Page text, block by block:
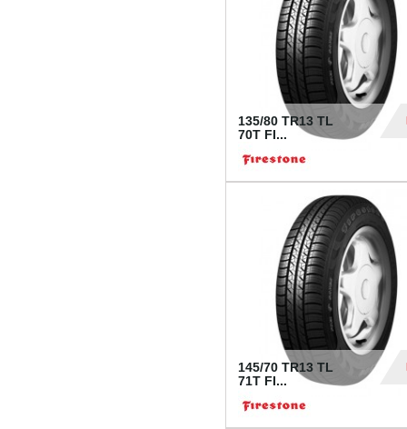
135/80 TR13 TL
70T FI...
145/70 TR13 TL
71T FI...